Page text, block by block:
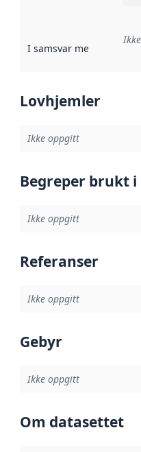
I samsvar med
Lovhjemler
Ikke oppgitt
Begreper brukt
Ikke oppgitt
Referanser
Ikke oppgitt
Gebyr
Ikke oppgitt
Om datasettet